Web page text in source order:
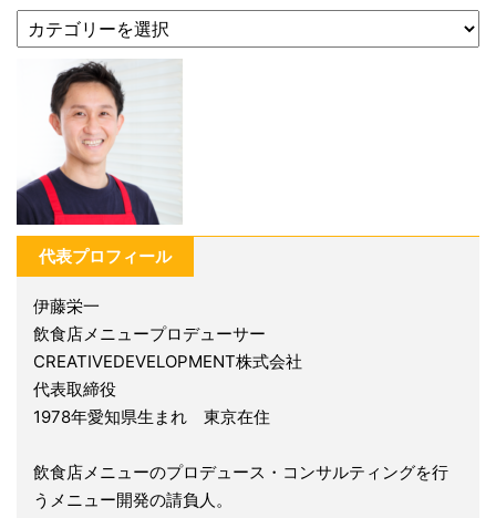
代表プロフィール
伊藤栄一
飲食店メニュープロデューサー
CREATIVEDEVELOPMENT株式会社
代表取締役
1978年愛知県生まれ 東京在住
飲食店メニューのプロデュース・コンサルティングを行
うメニュー開発の請負人。